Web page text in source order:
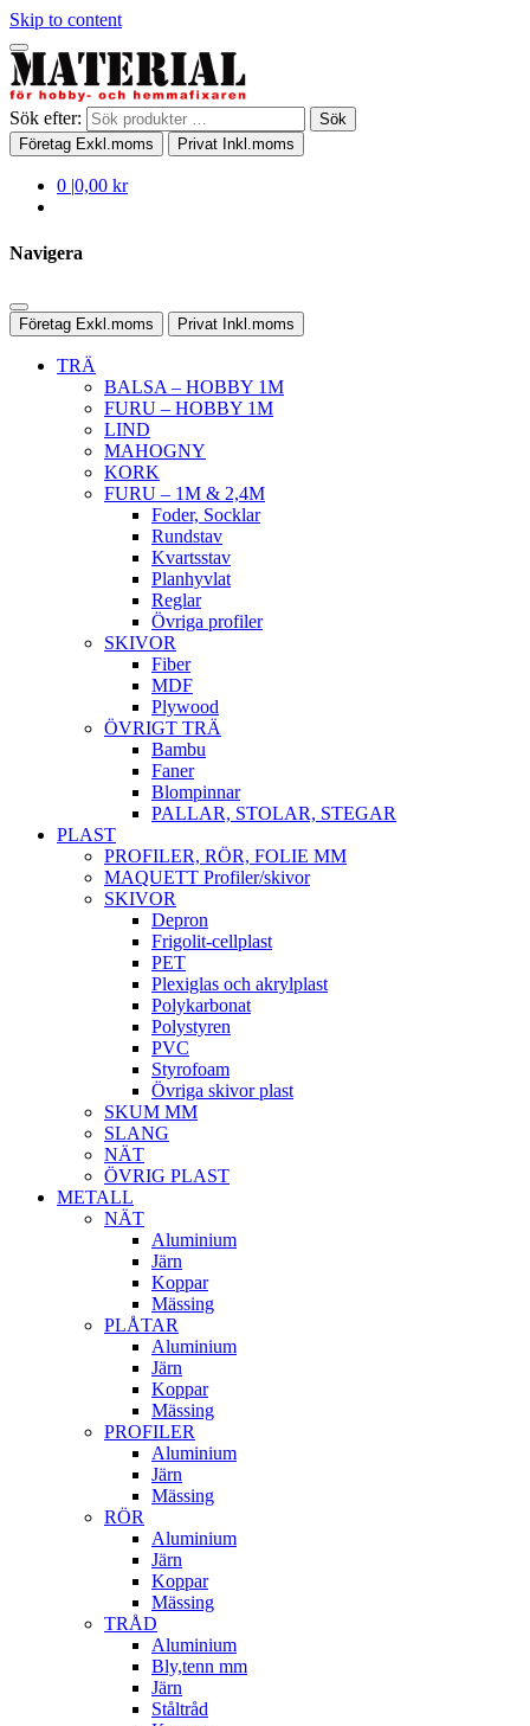
Skip to content
Sök efter:
Sök
Företag Exkl.moms Privat Inkl.moms
0 |0,00 kr
Navigera
Företag Exkl.moms Privat Inkl.moms
TRÄ
BALSA – HOBBY 1M
FURU – HOBBY 1M
LIND
MAHOGNY
KORK
FURU – 1M & 2,4M
Foder, Socklar
Rundstav
Kvartsstav
Planhyvlat
Reglar
Övriga profiler
SKIVOR
Fiber
MDF
Plywood
ÖVRIGT TRÄ
Bambu
Faner
Blompinnar
PALLAR, STOLAR, STEGAR
PLAST
PROFILER, RÖR, FOLIE MM
MAQUETT Profiler/skivor
SKIVOR
Depron
Frigolit-cellplast
PET
Plexiglas och akrylplast
Polykarbonat
Polystyren
PVC
Styrofoam
Övriga skivor plast
SKUM MM
SLANG
NÄT
ÖVRIG PLAST
METALL
NÄT
Aluminium
Järn
Koppar
Mässing
PLÅTAR
Aluminium
Järn
Koppar
Mässing
PROFILER
Aluminium
Järn
Mässing
RÖR
Aluminium
Järn
Koppar
Mässing
TRÅD
Aluminium
Bly,tenn mm
Järn
Ståltråd